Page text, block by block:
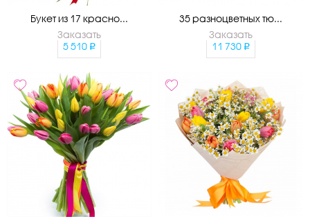
Букет из 17 красно...
Заказать
5 510
35 разноцветных тю...
Заказать
11 730